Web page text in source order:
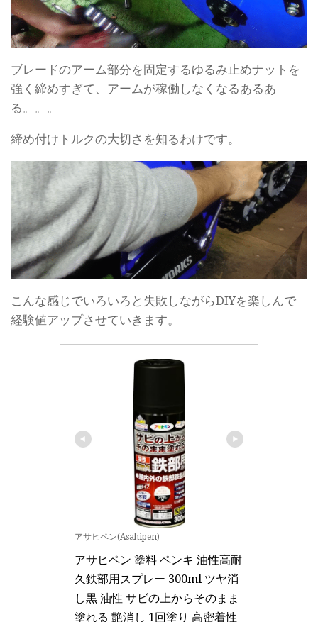
ブレードのアーム部分を固定するゆるみ止めナットを
強く締めすぎて、アームが稼働しなくなるあるあ
る。。。
締め付けトルクの大切さを知るわけです。
こんな感じでいろいろと失敗しながらDIYを楽しんで
経験値アップさせていきます。
アサヒペン(Asahipen)
アサヒペン 塗料 ペンキ 油性高耐
久鉄部用スプレー 300ml ツヤ消
し黒 油性 サビの上からそのまま
塗れる 艶消し 1回塗り 高密着性